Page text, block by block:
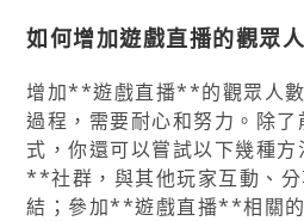
如何增加遊戲直播的觀眾
增加**遊戲直播**的觀眾人
過程，需要耐心和努力。除
式，你還可以嘗試以下幾種
**社群，與其他玩家互動、
結；參加**遊戲直播**相關